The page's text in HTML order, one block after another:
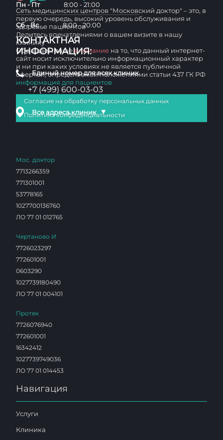
Пн - Пт 8:00 - 21:00
Сб - Вс 8:00 - 20:00
КОНТАКТНАЯ
ИНФОРМАЦИЯ:
Единый номер для всех клиник
+7 (499) 600-03-03
Все адреса клиник ▼
Сеть медицинских центров "Московский доктор" – это, в
первую очередь, высокий уровень обслуживания и
здоровье пациентов
Делитесь впечатлениями о вашем визите в нашу
клинику
Обращаем вашевнимание на то, что данный интернет-
сайт носит исключительно информационный характер
и ни при каких условиях не является публичной
офертой, определяемой положениями статьи 437 ГК РФ
информация для пациентов
Согласие на обработку персональных данных
Политика конфиденциальности
Мос. доктор
7713266359
771301001
53778165
1027700136760
ЛО 77 01 012765
Чертаново И
7726023297
772601001
0603290
1027739180490
ЛО 77 01 004101
Протек
7726076940
772601001
16342412
1027739749036
ЛО 77 01 014453
Навигация
Услуги
Клиника